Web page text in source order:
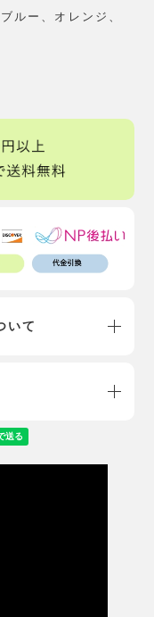
ルー、オレンジ、
いて